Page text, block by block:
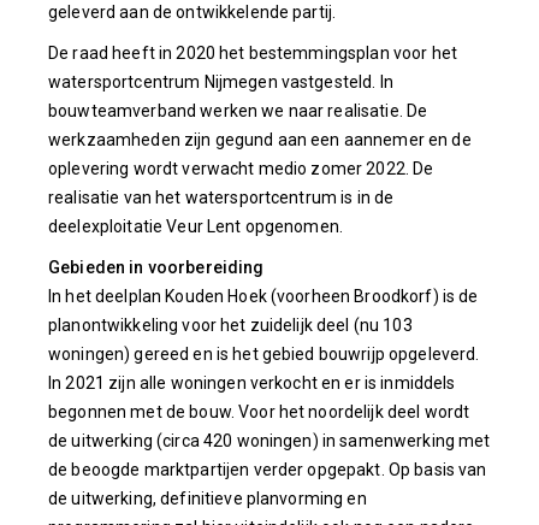
geleverd aan de ontwikkelende partij.
De raad heeft in 2020 het bestemmingsplan voor het
watersportcentrum Nijmegen vastgesteld. In
bouwteamverband werken we naar realisatie. De
werkzaamheden zijn gegund aan een aannemer en de
oplevering wordt verwacht medio zomer 2022. De
realisatie van het watersportcentrum is in de
deelexploitatie Veur Lent opgenomen.
Gebieden in voorbereiding
In het deelplan Kouden Hoek (voorheen Broodkorf) is de
planontwikkeling voor het zuidelijk deel (nu 103
woningen) gereed en is het gebied bouwrijp opgeleverd.
In 2021 zijn alle woningen verkocht en er is inmiddels
begonnen met de bouw. Voor het noordelijk deel wordt
de uitwerking (circa 420 woningen) in samenwerking met
de beoogde marktpartijen verder opgepakt. Op basis van
de uitwerking, definitieve planvorming en